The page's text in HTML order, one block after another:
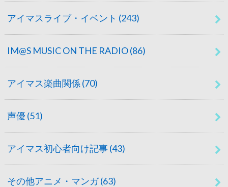
アイマスライブ・イベント (243)
IM@S MUSIC ON THE RADIO(86)
アイマス楽曲関係 (70)
声優 (51)
アイマス初心者向け記事(43)
その他アニメ・マンガ(63)